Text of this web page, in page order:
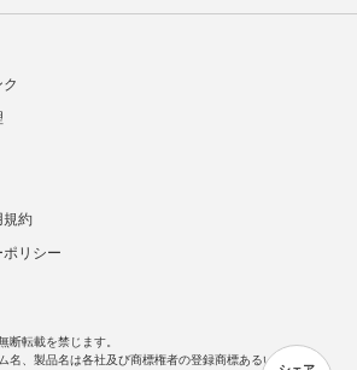
規約
リシー
転載を禁じます。
名、製品名は各社及び商標権者の登録商標あるいは商標で